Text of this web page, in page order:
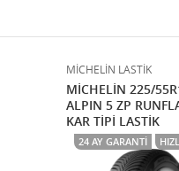
MİCHELİN LASTİK
MİCHELİN 225/
ALPIN 5 ZP
KAR TİPİ LASTİK
24 AY GARANTI